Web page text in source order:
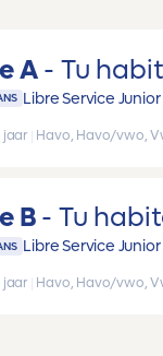
A Tu
Libre Service Junior
jaar Havo, Havo/vwo,
B Tu
Libre Service Junior
jaar Havo, Havo/vwo,